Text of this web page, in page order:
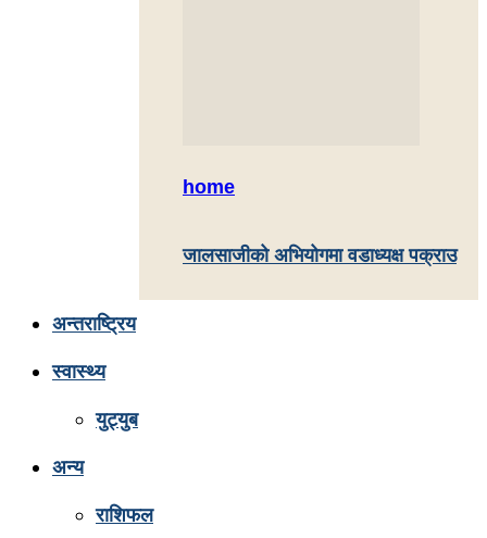
home
जालसाजीको अभियोगमा वडाध्यक्ष पक्राउ
अन्तराष्ट्रिय
स्वास्थ्य
युट्युब
अन्य
राशिफल